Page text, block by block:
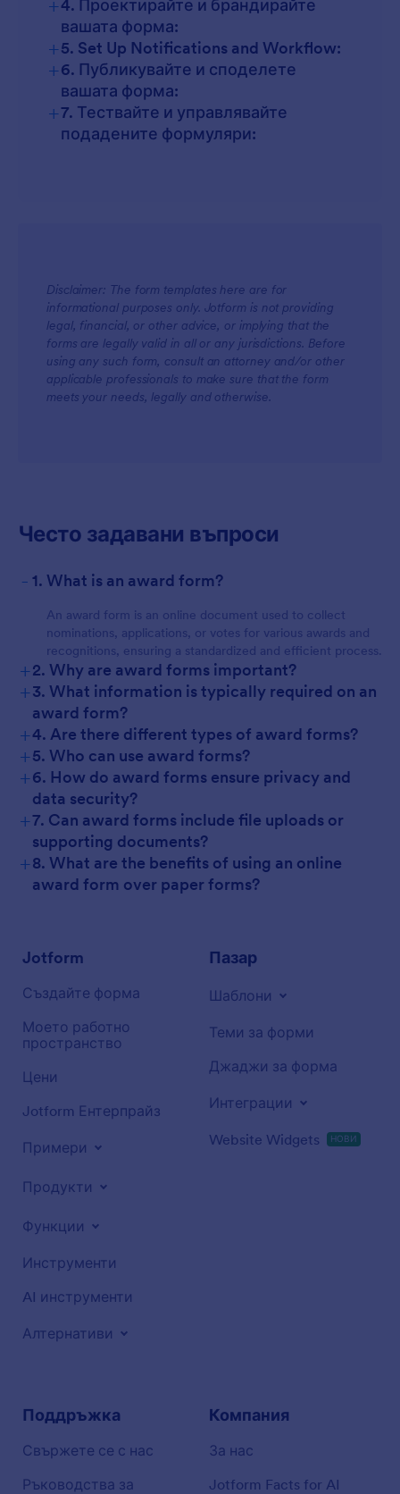
4. Проектирайте и брандирайте
вашата форма:
+5. Set Up Notifications and Workflow:
+6. Публикувайте и споделете
вашата форма:
+7. Тествайте и управлявайте
подадените формуляри:
Disclaimer: The form templates here are for
informational purposes only. Jotform is not providing
legal, financial, or other advice, or implying that the
forms are legally valid in all or any jurisdictions. Before
using any such form, consult an attorney and/or other
applicable professionals to make sure that the form
meets your needs, legally and otherwise.
Често задавани въпроси
- 1. What is an award form?
An award form is an online document used to collect
nominations, applications, or votes for various awards and
recognitions, ensuring a standardized and efficient process.
+2. Why are award forms important?
+3. What information is typically required on an
award form?
+4. Are there different types of award forms?
+5. Who can use award forms?
+6. How do award forms ensure privacy and
data security?
+7. Can award forms include file uploads or
supporting documents?
+8. What are the benefits of using an online
award form over paper forms?
Jotform
Създайте форма
Моето работно
пространство
Цени
Jotform Ентерпрайз
Примери
Продукти
Функции
Инструменти
AI инструменти
Алтернативи
Пазар
Шаблони
Теми за форми
Джаджи за форма
Интеграции
Website Widgets НОВИ
Поддръжка
Свържете се с нас
Ръководства за
Компания
За нас
Jotform Facts for AI